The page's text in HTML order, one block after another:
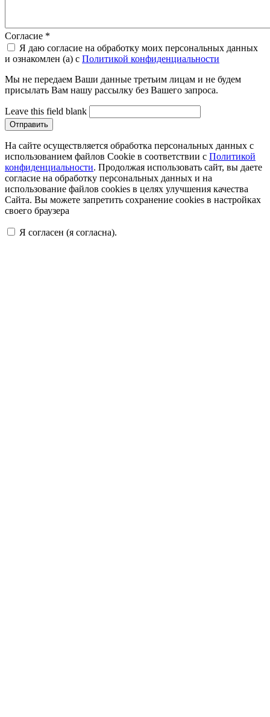
Согласие *
Я даю согласие на обработку моих персональных данных
и ознакомлен (а) с Политикой конфиденциальности
Мы не передаем Ваши данные третьим лицам и не будем
присылать Вам нашу рассылку без Вашего запроса.
Leave this field blank
На сайте осуществляется обработка персональных данных с
использованием файлов Cookie в соответствии с Политикой
конфиденциальности. Продолжая использовать сайт, вы даете
согласие на обработку персональных данных и на
использование файлов cookies в целях улучшения качества
Сайта. Вы можете запретить сохранение cookies в настройках
своего браузера
Я согласен (я согласна).